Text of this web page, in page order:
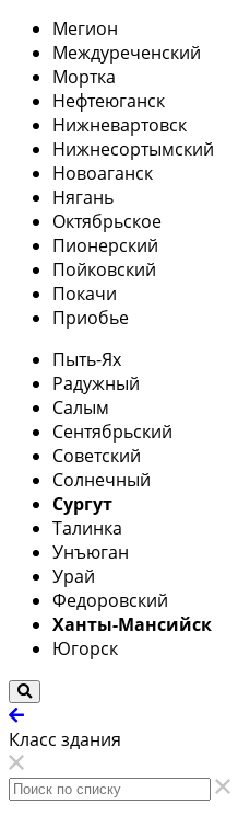
Мегион
Междуреченский
Мортка
Нефтеюганск
Нижневартовск
Нижнесортымский
Новоаганск
Нягань
Октябрьское
Пионерский
Пойковский
Покачи
Приобье
Пыть-Ях
Радужный
Салым
Сентябрьский
Советский
Солнечный
Сургут
Талинка
Унъюган
Урай
Федоровский
Ханты-Мансийск
Югорск
Класс здания